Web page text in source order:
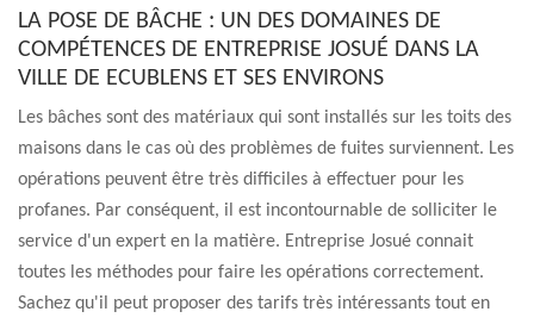
LA POSE DE BÂCHE : UN DES DOMAINES DE
COMPÉTENCES DE ENTREPRISE JOSUÉ DANS LA
VILLE DE ECUBLENS ET SES ENVIRONS
Les bâches sont des matériaux qui sont installés sur les toits des
maisons dans le cas où des problèmes de fuites surviennent. Les
opérations peuvent être très difficiles à effectuer pour les
profanes. Par conséquent, il est incontournable de solliciter le
service d'un expert en la matière. Entreprise Josué connait
toutes les méthodes pour faire les opérations correctement.
Sachez qu'il peut proposer des tarifs très intéressants tout en